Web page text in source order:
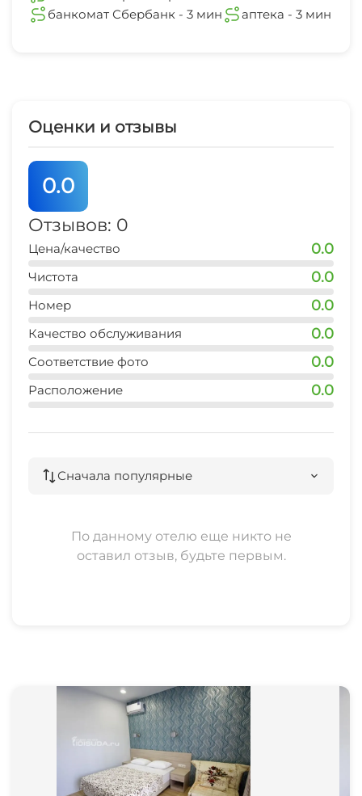
банкомат Сбербанк - 3 мин
аптека - 3 мин
Оценки и отзывы
0.0
Отзывов: 0
Цена/качество 0.0
Чистота 0.0
Номер 0.0
Качество обслуживания 0.0
Соответствие фото 0.0
Расположение 0.0
Сначала популярные
По данному отелю еще никто не
оставил отзыв, будьте первым.